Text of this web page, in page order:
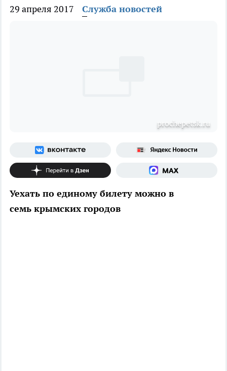
29 апреля 2017 Служба новостей
prochepetsk.ru
Уехать по единому билету можно в
семь крымских городов